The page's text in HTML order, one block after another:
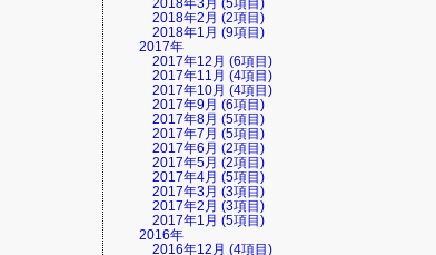
2018年3月 (5項目)
2018年2月 (2項目)
2018年1月 (9項目)
2017年
2017年12月 (6項目)
2017年11月 (4項目)
2017年10月 (4項目)
2017年9月 (6項目)
2017年8月 (5項目)
2017年7月 (5項目)
2017年6月 (2項目)
2017年5月 (2項目)
2017年4月 (5項目)
2017年3月 (3項目)
2017年2月 (3項目)
2017年1月 (5項目)
2016年
2016年12月 (4項目)